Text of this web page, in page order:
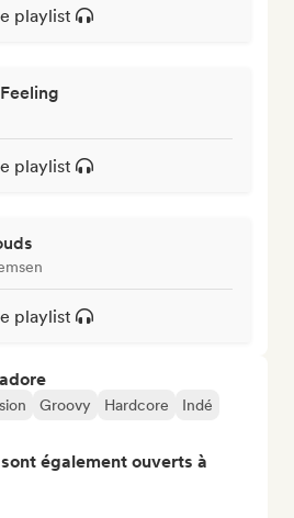
playlist
playlist
playlist
Groovy Hardcore
Indé
également ouverts à